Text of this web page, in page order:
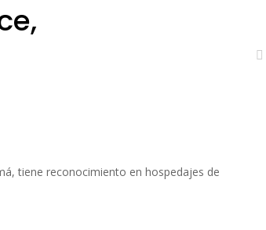
tiene reconocimiento en hospedajes de